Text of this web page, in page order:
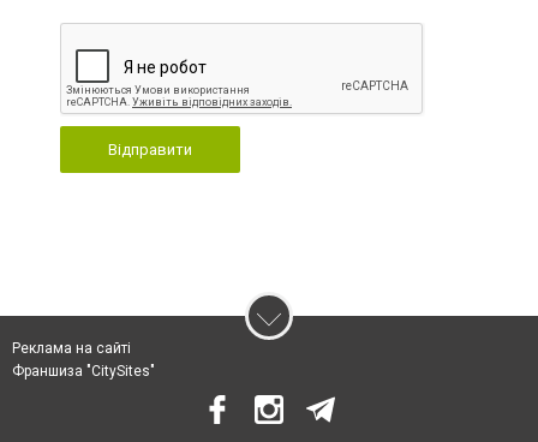
Відправити
Реклама на сайті
Франшиза "CitySites"